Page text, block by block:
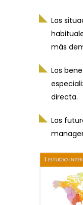
Las
más
Los
directa.
Las